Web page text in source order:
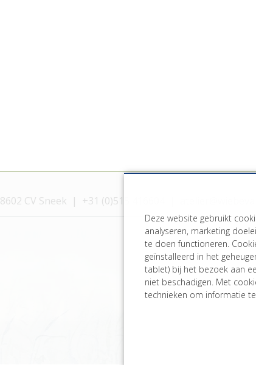
8602 CV Sneek +31 (0)515 416604
Deze website gebruikt
analyseren, marketing
te doen functioneren.
geïnstalleerd in het
tablet) bij het bezoek aan
niet beschadigen. Met
technieken om informatie